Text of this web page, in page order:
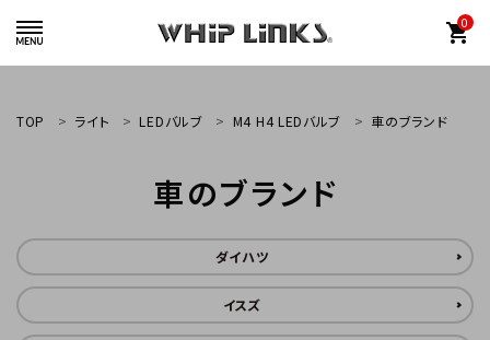
0
shopping_cart
whiplinks@heriantasu.com
☎048-452-8995
TOP ライト LEDバルブ M4 H4 LEDバルブ 車のブランド
車のブランド
ダイハツ
イスズ